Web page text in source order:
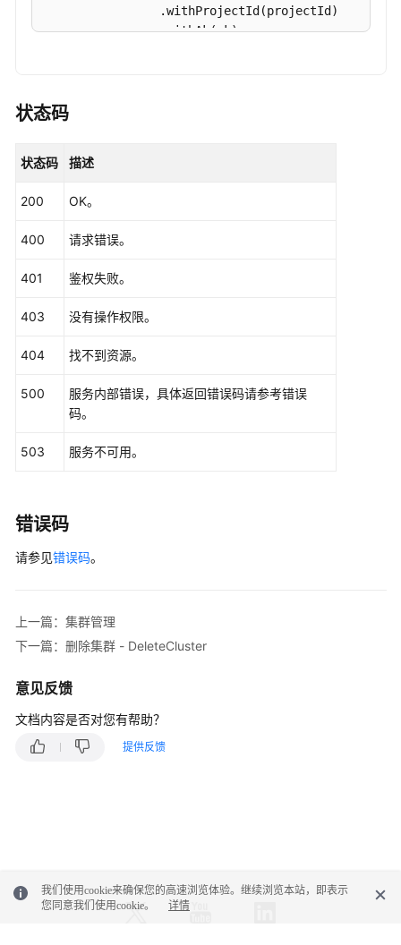
                .withProjectId(projectId)
                .withAk(ak)
                .withCredential(auth)
            e.printStackTrace();
            e.printStackTrace();
            e.printStackTrace();
            System.out.println(e.getRequestId());
            System.out.println(e.getErrorCode());
            System.out.println(e.getErrorMsg());
状态码
状态码 描述
200 OK。
400 请求错误。
401 鉴权失败。
403 没有操作权限。
404 找不到资源。
500
服务内部错误，具体返回错误码请参考错误
码。
503 服务不可用。
错误码
请参见错误码。
上一篇：集群管理
下一篇：删除集群 - DeleteCluster
意见反馈
文档内容是否对您有帮助？
提供反馈
我们使用cookie来确保您的高速浏览体验。继续浏览本站，即表示
您同意我们使用cookie。
详情